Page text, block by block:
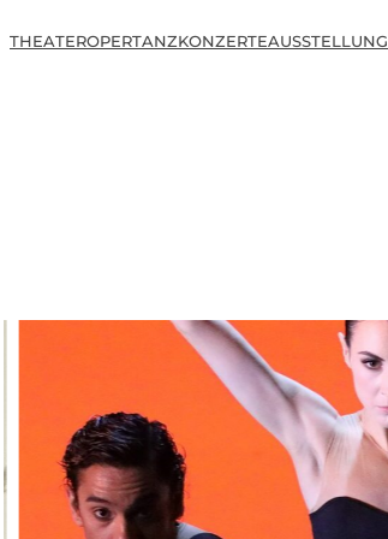
THEATEROPERTANZKONZERTEAUSSTELLUNG